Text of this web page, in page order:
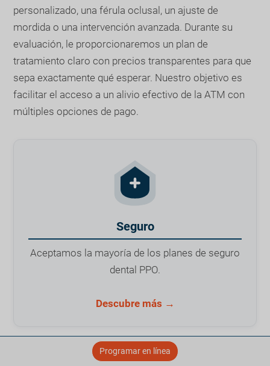
personalizado, una férula oclusal, un ajuste de
mordida o una intervención avanzada. Durante su
evaluación, le proporcionaremos un plan de
tratamiento claro con precios transparentes para que
sepa exactamente qué esperar. Nuestro objetivo es
facilitar el acceso a un alivio efectivo de la ATM con
múltiples opciones de pago.
Seguro
Aceptamos la mayoría de los planes de seguro
dental PPO.
Descubre más →
Programar en línea